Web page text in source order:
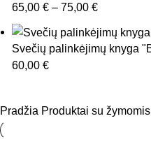
65,00 € – 75,00 €
Svečių palinkėjimų knyga
60,00 €
Pradžia Produktai su